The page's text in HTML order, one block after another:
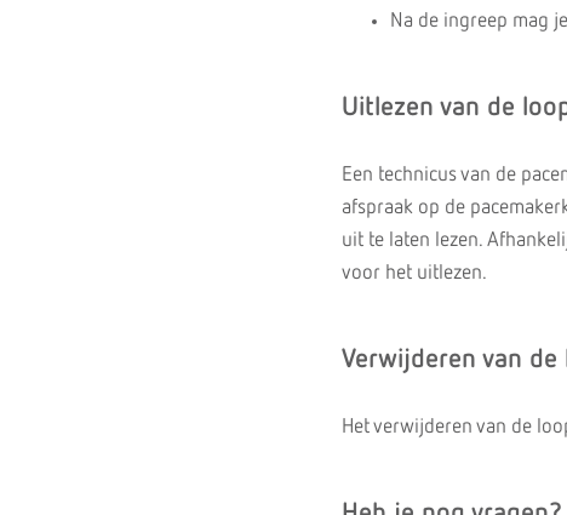
Na de ingreep mag
Uitlezen van de
Een technicus van de
afspraak op de
uit te laten lezen.
voor het uitlezen.
Verwijderen van
Het verwijderen van de